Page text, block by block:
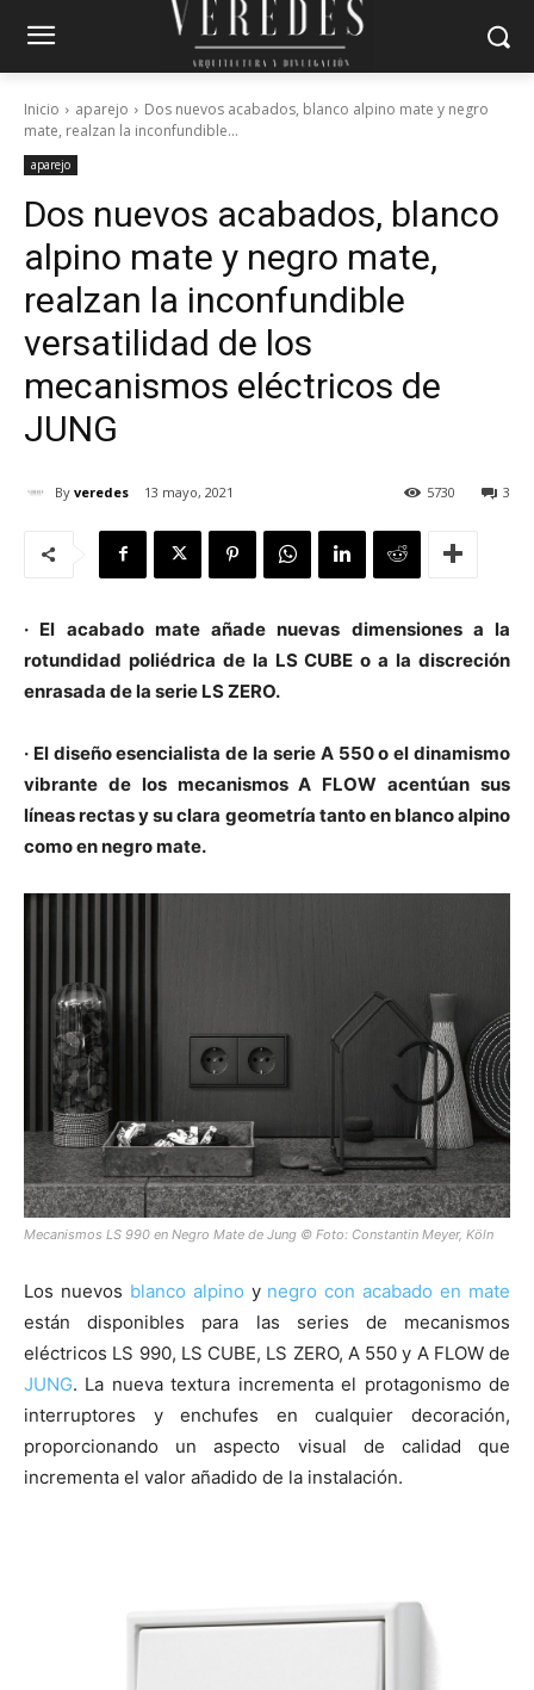
Inicio aparejo
Dos nuevos acabados, blanco alpino mate y negro
mate, realzan la inconfundible...
aparejo
Dos nuevos acabados, blanco
alpino mate y negro mate,
realzan la inconfundible
versatilidad de los
mecanismos eléctricos de
JUNG
By veredes 13 mayo, 2021 3
5730
· El acabado mate añade nuevas dimensiones a la
rotundidad poliédrica de la LS CUBE o a la discreción
enrasada de la serie LS ZERO.
· El diseño esencialista de la serie A 550 o el dinamismo
vibrante de los mecanismos A FLOW acentúan sus
líneas rectas y su clara geometría tanto en blanco alpino
como en negro mate.
Mecanismos LS 990 en Negro Mate de Jung © Foto: Constantin Meyer, Köln
Los nuevos blanco alpino y negro con acabado en mate
están disponibles para las series de mecanismos
eléctricos LS 990, LS CUBE, LS ZERO, A 550 y A FLOW de
JUNG. La nueva textura incrementa el protagonismo de
interruptores y enchufes en cualquier decoración,
proporcionando un aspecto visual de calidad que
incrementa el valor añadido de la instalación.